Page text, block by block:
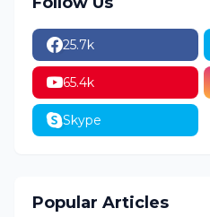
25.7k
65.4k
Skype
Popular Articles